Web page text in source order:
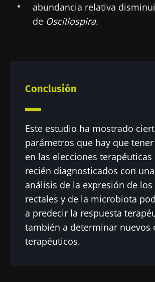
abundancia relativa
de Oscillospira.
Conclusión
Este estudio ha mostrado
parámetros que hay que
en las elecciones
recién diagnosticados con una
análisis de la expresión de los
rectales y de la microbiota
a predecir la respuesta
también a determinar nuevos
terapéuticos.